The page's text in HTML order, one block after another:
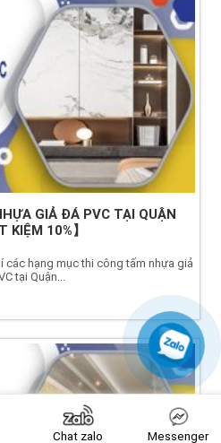
GIẢ ĐÁ PVC TẠI QUẬN
KIỆM 10%】
các hạng mục thi công tấm nhựa giả
tại Quận...
Chat zalo Messenger